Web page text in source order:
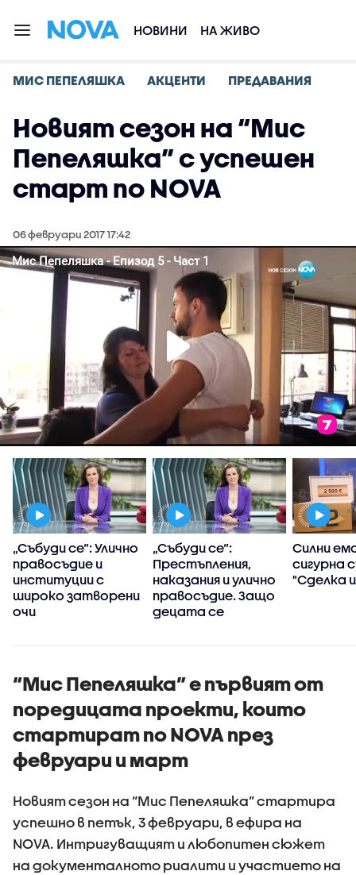
НОВИНИ НА ЖИВО
МИС ПЕПЕЛЯШКА АКЦЕНТИ ПРЕДАВАНИЯ
Новият сезон на “Мис
Пепеляшка” с успешен
старт по NOVA
06 февруари 2017 17:42
„Събуди се“: Улично
правосъдие и
институции с
широко затворени
очи
„Събуди се“:
Престъпления,
наказания и улично
правосъдие. Защо
децата се
убийци?
Силни
сигурна
"Сделка
“Мис Пепеляшка” е първият от
поредицата проекти, които
стартират по NOVA през
февруари и март
Новият сезон на “Мис Пепеляшка” стартира
успешно в петък, 3 февруари, в ефира на
NOVA. Интригуващият и любопитен сюжет
на документалното риалити и участието на